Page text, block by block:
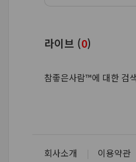
라이브 (0)
참좋은사람™에 대한 검
회사소개 이용약관